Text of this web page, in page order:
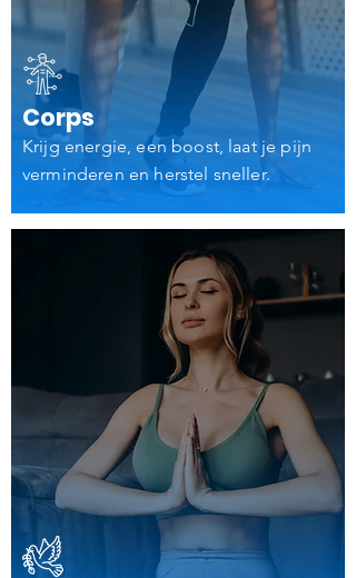
Corps
Krijg energie, een boost, laat je pijn
verminderen en herstel sneller.